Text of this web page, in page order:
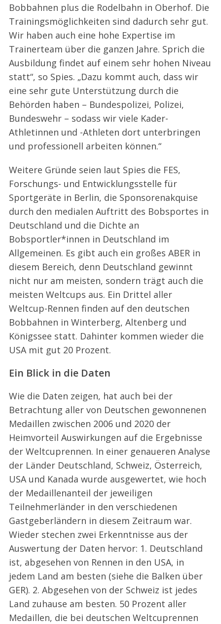
Bobbahnen plus die Rodelbahn in Oberhof. Die
Trainingsmöglichkeiten sind dadurch sehr gut.
Wir haben auch eine hohe Expertise im
Trainerteam über die ganzen Jahre. Sprich die
Ausbildung findet auf einem sehr hohen Niveau
statt“, so Spies. „Dazu kommt auch, dass wir
eine sehr gute Unterstützung durch die
Behörden haben – Bundespolizei, Polizei,
Bundeswehr – sodass wir viele Kader-
Athletinnen und -Athleten dort unterbringen
und professionell arbeiten können.“
Weitere Gründe seien laut Spies die FES,
Forschungs- und Entwicklungsstelle für
Sportgeräte in Berlin, die Sponsorenakquise
durch den medialen Auftritt des Bobsportes in
Deutschland und die Dichte an
Bobsportler*innen in Deutschland im
Allgemeinen. Es gibt auch ein großes ABER in
diesem Bereich, denn Deutschland gewinnt
nicht nur am meisten, sondern trägt auch die
meisten Weltcups aus. Ein Drittel aller
Weltcup-Rennen finden auf den deutschen
Bobbahnen in Winterberg, Altenberg und
Königssee statt. Dahinter kommen wieder die
USA mit gut 20 Prozent.
Ein Blick in die Daten
Wie die Daten zeigen, hat auch bei der
Betrachtung aller von Deutschen gewonnenen
Medaillen zwischen 2006 und 2020 der
Heimvorteil Auswirkungen auf die Ergebnisse
der Weltcuprennen. In einer genaueren Analyse
der Länder Deutschland, Schweiz, Österreich,
USA und Kanada wurde ausgewertet, wie hoch
der Medaillenanteil der jeweiligen
Teilnehmerländer in den verschiedenen
Gastgeberländern in diesem Zeitraum war.
Wieder stechen zwei Erkenntnisse aus der
Auswertung der Daten hervor: 1. Deutschland
ist, abgesehen von Rennen in den USA, in
jedem Land am besten (siehe die Balken über
GER). 2. Abgesehen von der Schweiz ist jedes
Land zuhause am besten. 50 Prozent aller
Medaillen, die bei deutschen Weltcuprennen